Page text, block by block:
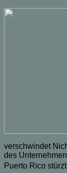
verschwindet
des
Puerto Rico